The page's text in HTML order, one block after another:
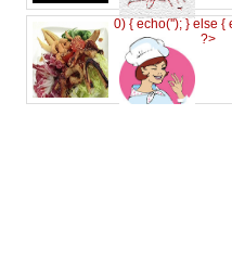
0) { echo(''); } else {
?>